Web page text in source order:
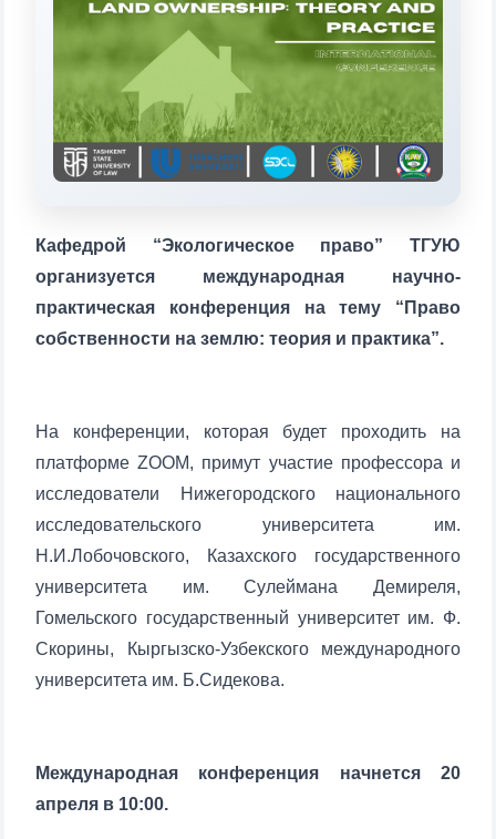
Кафедрой “Экологическое право” ТГУЮ
организуется международная научно-
практическая конференция на тему “Право
собственности на землю: теория и практика”.
На конференции, которая будет проходить на
платформе ZOOM, примут участие профессора и
исследователи Нижегородского национального
исследовательского университета им.
Н.И.Лобочовского, Казахского государственного
университета им. Сулеймана Демиреля,
Гомельского государственный университет им. Ф.
Скорины, Кыргызско-Узбекского международного
университета им. Б.Сидекова.
Международная конференция начнется 20
апреля в 10:00.
вопросам приёма.
Выберите тему — затем появятся
конкретные вопросы:
1. Документы (бакалавр) (5) 2. Документы (магистр) (4)
3. Собеседование (бакалавр) (8)
6. Онлайн-заявки (15) 7. Колл-центр (4)
9. Квота (магистратура) (1)